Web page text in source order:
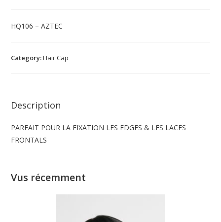
HQ106 – AZTEC
Category:Hair Cap
Description
PARFAIT POUR LA FIXATION LES EDGES & LES LACES
FRONTALS
Vus récemment